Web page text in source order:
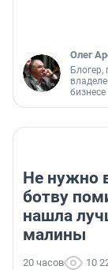
Олег
Блогер,
бизнесе
Не нужно
ботву
нашла
малины
20 часов 10